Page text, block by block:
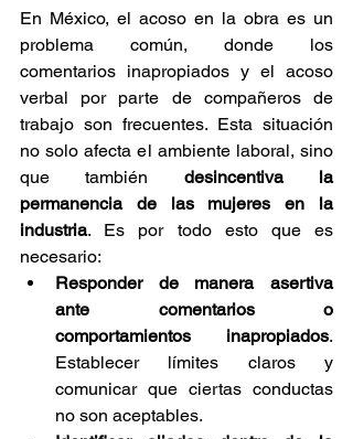
En México, el acoso en la obra es un
problema común, donde los
comentarios inapropiados y el acoso
verbal por parte de compañeros de
trabajo son frecuentes. Esta situación
no solo afecta el ambiente laboral, sino
que también desincentiva la
permanencia de las mujeres en la
industria. Es por todo esto que es
necesario:
Responder de manera asertiva
ante comentarios o
comportamientos inapropiados.
Establecer límites claros y
comunicar que ciertas conductas
no son aceptables.